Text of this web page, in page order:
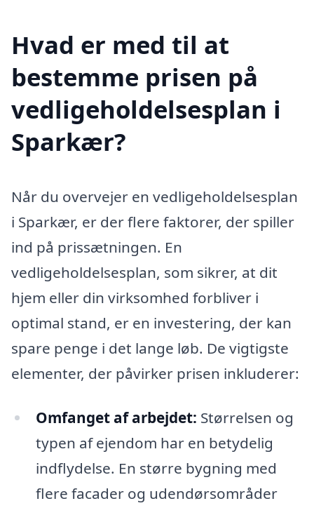
Hvad er med til at
bestemme prisen på
vedligeholdelsesplan i
Sparkær?
Når du overvejer en vedligeholdelsesplan
i Sparkær, er der flere faktorer, der spiller
ind på prissætningen. En
vedligeholdelsesplan, som sikrer, at dit
hjem eller din virksomhed forbliver i
optimal stand, er en investering, der kan
spare penge i det lange løb. De vigtigste
elementer, der påvirker prisen inkluderer:
Omfanget af arbejdet: Størrelsen og
typen af ejendom har en betydelig
indflydelse. En større bygning med
flere facader og udendørsområder